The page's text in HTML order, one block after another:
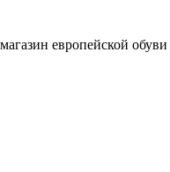
европейской обуви